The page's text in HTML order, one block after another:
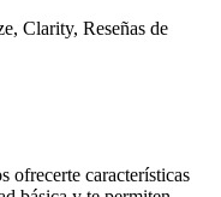
Clarity, Reseñas de
ofrecerte características